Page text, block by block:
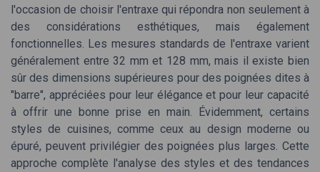
l'occasion de choisir l'entraxe qui répondra non seulement à
des considérations esthétiques, mais également
fonctionnelles. Les mesures standards de l'entraxe varient
généralement entre 32 mm et 128 mm, mais il existe bien
sûr des dimensions supérieures pour des poignées dites à
"barre", appréciées pour leur élégance et pour leur capacité
à offrir une bonne prise en main. Évidemment, certains
styles de cuisines, comme ceux au design moderne ou
épuré, peuvent privilégier des poignées plus larges. Cette
approche complète l'analyse des styles et des tendances